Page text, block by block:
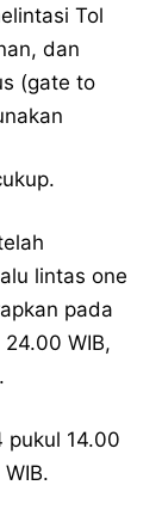
Tol
dan
(gate to
lintas one
pada
WIB,
pukul 14.00